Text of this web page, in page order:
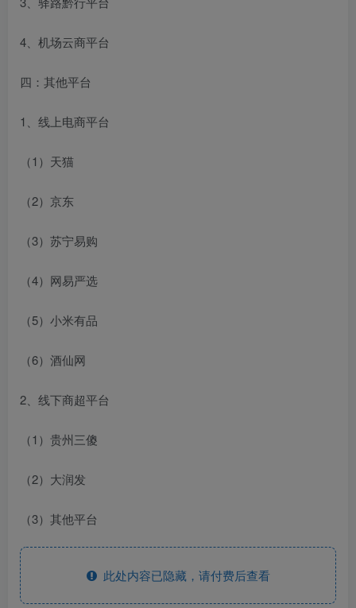
4、机场云商平台
四：其他平台
1、线上电商平台
（1）天猫
（2）京东
（3）苏宁易购
（4）网易严选
（5）小米有品
（6）酒仙网
2、线下商超平台
（1）贵州三傻
（2）大润发
（3）其他平台
此处内容已隐藏，请付费后查看